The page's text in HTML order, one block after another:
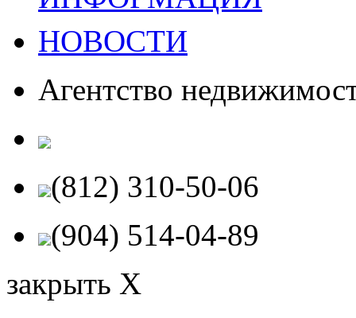
НОВОСТИ
Агентство
(812) 310-50-06
(904) 514-04-89
закрыть X